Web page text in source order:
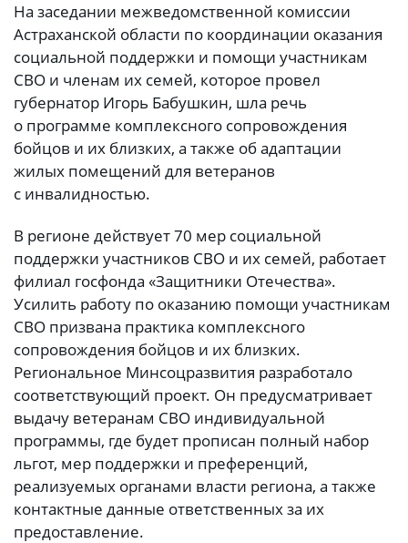
На заседании межведомственной комиссии
Астраханской области по координации оказания
социальной поддержки и помощи участникам
СВО и членам их семей, которое провел
губернатор Игорь Бабушкин, шла речь
о программе комплексного сопровождения
бойцов и их близких, а также об адаптации
жилых помещений для ветеранов
с инвалидностью.
В регионе действует 70 мер социальной
поддержки участников СВО и их семей, работает
филиал госфонда «Защитники Отечества».
Усилить работу по оказанию помощи участникам
СВО призвана практика комплексного
сопровождения бойцов и их близких.
Региональное Минсоцразвития разработало
соответствующий проект. Он предусматривает
выдачу ветеранам СВО индивидуальной
программы, где будет прописан полный набор
льгот, мер поддержки и преференций,
реализуемых органами власти региона, а также
контактные данные ответственных за их
предоставление.